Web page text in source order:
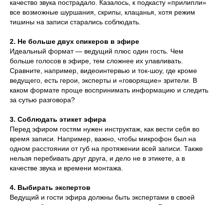
качество звука пострадало. Казалось, к подкасту «прилипли»
все возможные шуршания, скрипы, клацанья, хотя режим
тишины на записи старались соблюдать.
2. Не больше двух спикеров в эфире
Идеальный формат — ведущий плюс один гость. Чем
больше голосов в эфире, тем сложнее их улавливать.
Сравните, например, видеоинтервью и ток-шоу, где кроме
ведущего, есть герои, эксперты и «говорящие» зрители. В
каком формате проще воспринимать информацию и следить
за сутью разговора?
3. Соблюдать этикет эфира
Перед эфиром гостям нужен инструктаж, как вести себя во
время записи. Например, важно, чтобы микрофон был на
одном расстоянии от губ на протяжении всей записи. Также
нельзя перебивать друг друга, и дело не в этикете, а в
качестве звука и времени монтажа.
4. Выбирать экспертов
Ведущий и гости эфира должны быть экспертами в своей